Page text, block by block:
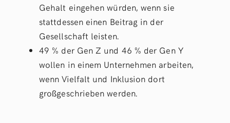
Gehalt eingehen würden, wenn sie
stattdessen einen Beitrag in der
Gesellschaft leisten.
49 % der Gen Z und 46 % der Gen Y
wollen in einem Unternehmen arbeiten,
wenn Vielfalt und Inklusion dort
großgeschrieben werden.